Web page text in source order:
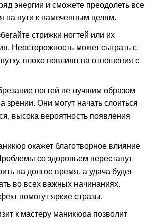
энергии и сможете преодолеть все
на пути к намеченным целям.
стрижки ногтей или их
Неосторожность может сыграть с
плохо повлияв на отношения с
ногтей не лучшим образом
зрении. Они могут начать слоиться
высока вероятность появления
окажет благотворное влияние
со здоровьем перестанут
на долгое время, а удача будет
во всех важных начинаниях.
помогут яркие стразы.
к мастеру маникюра позволит